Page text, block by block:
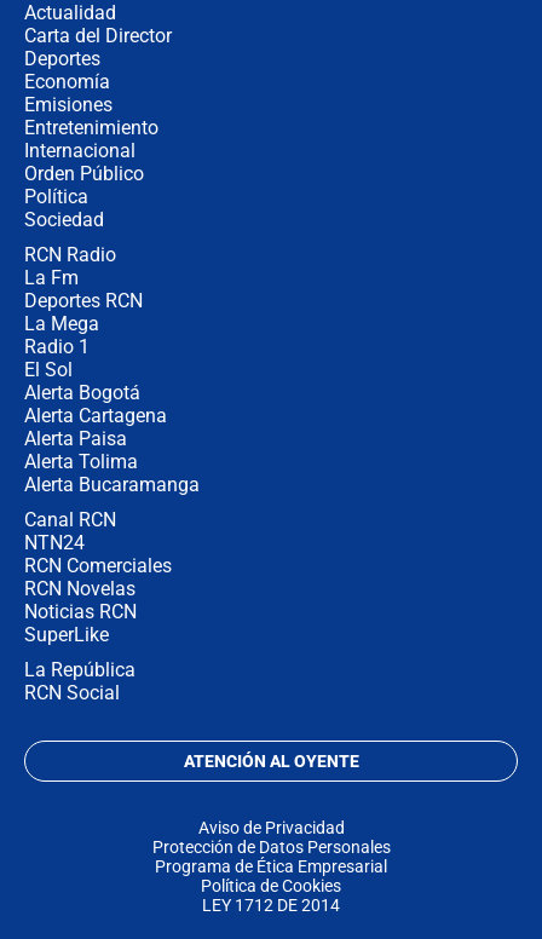
Actualidad
Carta del Director
Deportes
Economía
Emisiones
Entretenimiento
Internacional
Orden Público
Política
Sociedad
RCN Radio
La Fm
Deportes RCN
La Mega
Radio 1
El Sol
Alerta Bogotá
Alerta Cartagena
Alerta Paisa
Alerta Tolima
Alerta Bucaramanga
Canal RCN
NTN24
RCN Comerciales
RCN Novelas
Noticias RCN
SuperLike
La República
RCN Social
ATENCIÓN AL OYENTE
Aviso de Privacidad
Protección de Datos Personales
Programa de Ética Empresarial
Política de Cookies
LEY 1712 DE 2014